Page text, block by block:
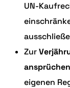
UN-
Zur
ansprüchen
eigenen